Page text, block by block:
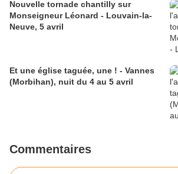
Nouvelle tornade chantilly sur
Monseigneur Léonard - Louvain-la-
Neuve, 5 avril
Et une église taguée, une ! - Vannes
(Morbihan), nuit du 4 au 5 avril
Commentaires